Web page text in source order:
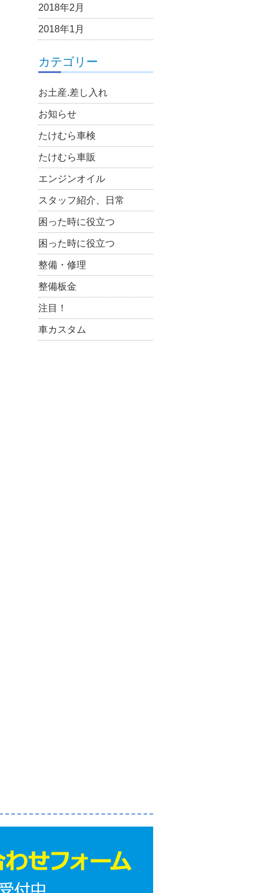
2018年2月
2018年1月
カテゴリー
お土産.差し入れ
お知らせ
たけむら車検
たけむら車販
エンジンオイル
スタッフ紹介、日常
困った時に役立つ
困った時に役立つ
整備・修理
整備板金
注目！
車カスタム